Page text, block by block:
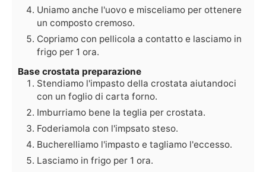
Uniamo anche l'uovo e misceliamo per ottenere
un composto cremoso.
Copriamo con pellicola a contatto e lasciamo in
frigo per 1 ora.
Base crostata preparazione
Stendiamo l'impasto della crostata aiutandoci
con un foglio di carta forno.
Imburriamo bene la teglia per crostata.
Foderiamola con l'impsato steso.
Bucherelliamo l'impasto e tagliamo l'eccesso.
Lasciamo in frigo per 1 ora.